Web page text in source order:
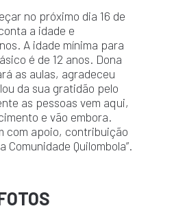
no próximo dia 16 de
a idade e
A idade mínima para
é de 12 anos. Dona
as aulas, agradeceu
da sua gratidão pelo
as pessoas vem aqui,
e vão embora.
com apoio, contribuição
Comunidade Quilombola”.